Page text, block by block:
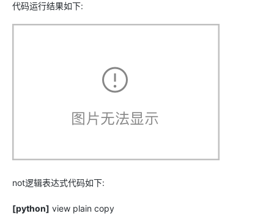
代码运行结果如下:
not逻辑表达式代码如下:
[python] view plain copy